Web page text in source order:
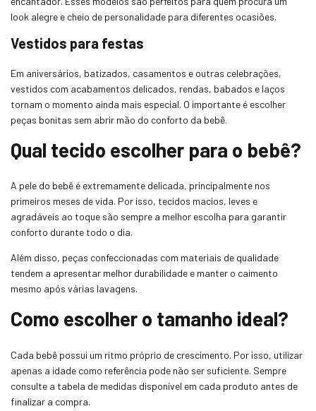
look alegre e cheio de personalidade para diferentes ocasiões.
Vestidos para festas
Em aniversários, batizados, casamentos e outras celebrações,
vestidos com acabamentos delicados, rendas, babados e laços
tornam o momento ainda mais especial. O importante é escolher
peças bonitas sem abrir mão do conforto da bebê.
Qual tecido escolher para o bebê?
A pele do bebê é extremamente delicada, principalmente nos
primeiros meses de vida. Por isso, tecidos macios, leves e
agradáveis ao toque são sempre a melhor escolha para garantir
conforto durante todo o dia.
Além disso, peças confeccionadas com materiais de qualidade
tendem a apresentar melhor durabilidade e manter o caimento
mesmo após várias lavagens.
Como escolher o tamanho ideal?
Cada bebê possui um ritmo próprio de crescimento. Por isso, utilizar
apenas a idade como referência pode não ser suficiente. Sempre
consulte a tabela de medidas disponível em cada produto antes de
finalizar a compra.